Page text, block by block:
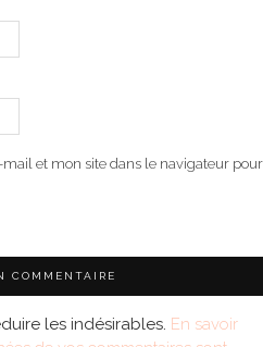
et mon site dans le navigateur pour
les indésirables. En savoir